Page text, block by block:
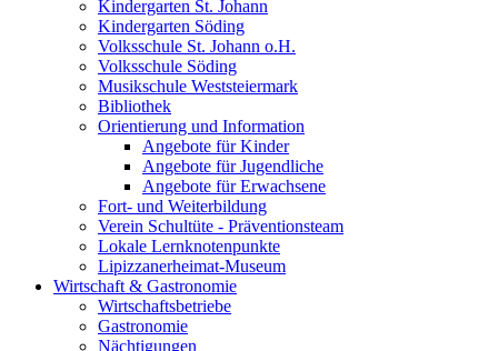
Kindergarten St. Johann
Kindergarten Söding
Volksschule St. Johann o.H.
Volksschule Söding
Musikschule Weststeiermark
Bibliothek
Orientierung und Information
Angebote für Kinder
Angebote für Jugendliche
Angebote für Erwachsene
Fort- und Weiterbildung
Verein Schultüte - Präventionsteam
Lokale Lernknotenpunkte
Lipizzanerheimat-Museum
Wirtschaft & Gastronomie
Wirtschaftsbetriebe
Gastronomie
Nächtigungen